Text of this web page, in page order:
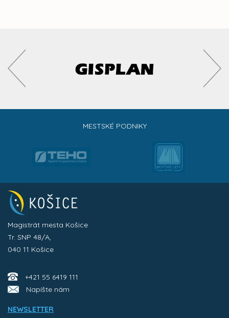
MESTSKÉ PODNIKY
Magistrát mesta Košice
Tr. SNP 48/A,
040 11 Košice
+421 55 6419 111
Napíšte nám
NEWSLETTER